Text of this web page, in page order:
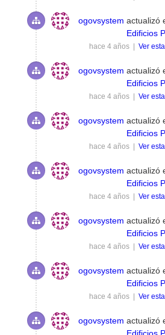
ogovsystem actualizó
Edificios
hace 4 años | Ver
ogovsystem actualizó
Edificios
hace 4 años | Ver
ogovsystem actualizó
Edificios
hace 4 años | Ver
ogovsystem actualizó
Edificios
hace 4 años | Ver
ogovsystem actualizó
Edificios
hace 4 años | Ver
ogovsystem actualizó
Edificios
hace 4 años | Ver
ogovsystem actualizó
Edificios